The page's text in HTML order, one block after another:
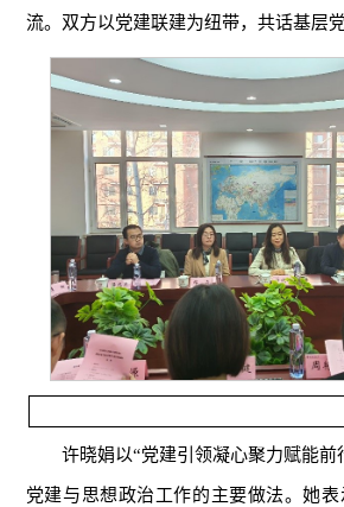
流。双方以党建联建为纽带，共话基层
许晓娟以“党建引领凝心聚力赋能前
党建与思想政治工作的主要做法。她